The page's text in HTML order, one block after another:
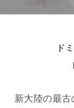
ド
新大陸の最